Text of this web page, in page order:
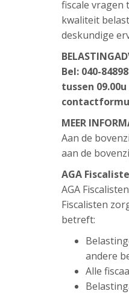
fiscale vragen
kwaliteit
deskundige
Bel: 040-
tussen
MEER
Aan de
aan de
AGA
AGA
Fiscalisten
betreft:
andere
Alle